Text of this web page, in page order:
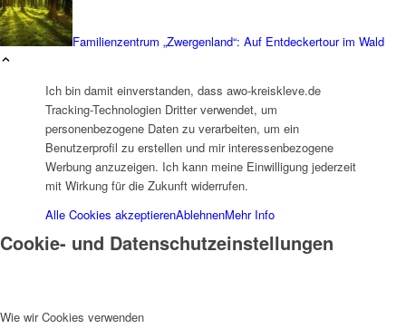
Familienbildungswerk (FBW)
Familienzentrum „Zwergenland“: Auf Entdeckertour im Wald
Ich bin damit einverstanden, dass awo-kreiskleve.de
Tracking-Technologien Dritter verwendet, um
personenbezogene Daten zu verarbeiten, um ein
Benutzerprofil zu erstellen und mir interessenbezogene
Werbung anzuzeigen. Ich kann meine Einwilligung jederzeit
mit Wirkung für die Zukunft widerrufen.
Alle Cookies akzeptierenAblehnenMehr Info
Cookie- und Datenschutzeinstellungen
Wie wir Cookies verwenden